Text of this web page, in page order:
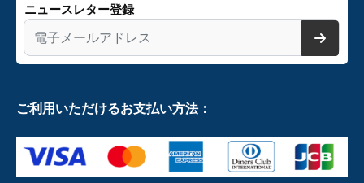
ニュースレター登録
ご利用いただけるお支払い方法：